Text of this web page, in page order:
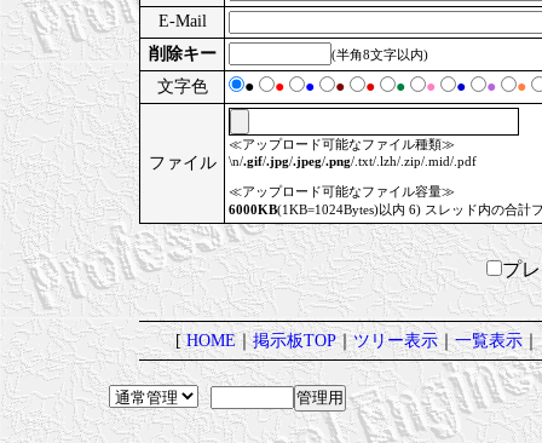
E-Mail
削除キー
(半角8文字以内)
文字色 ● ● ● ● ● ● ● ● ● ●
ファイル
≪アップロード可能なファイル種類≫
\n/.gif/.jpg/.jpeg/.png/.txt/.lzh/.zip/.mid/.pdf
≪アップロード可能なファイル容量≫
6000KB(1KB=1024Bytes)以内 6) スレッド内の合計
プ
[HOME｜掲示板TOP｜ツリー表示｜一覧表示｜